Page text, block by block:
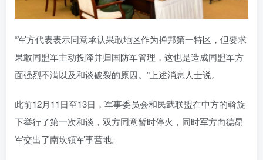
“军方代表表示同意承认果敢地区作为掸邦第一特区，但要求
果敢同盟军主动投降并归国防军管理，这也是造成同盟军方
面强烈不满以及和谈破裂的原因。”上述消息人士说。
此前12月11日至13日，军事委员会和民武联盟在中方的斡旋
下举行了第一次和谈，双方同意暂时停火，同时军方向德昂
军交出了南坎镇军事营地。